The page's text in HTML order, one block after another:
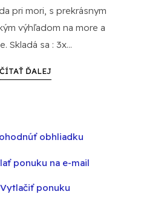
pri mori, s prekrásnym
výhľadom na more a
Skladá sa : 3x...
ČÍTAŤ ĎALEJ
obhliadku
ponuku na e-mail
Vytlačiť ponuku